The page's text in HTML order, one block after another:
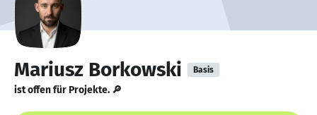
Mariusz Borkowski Basis
ist offen für Projekte. 🔎